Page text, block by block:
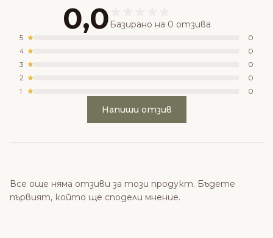
0,0 Базирано на 0 отзива
5
0
4
0
3
0
2
0
1
0
Напиши отзив
Все още няма отзиви за този продукт. Бъдете
първият, който ще сподели мнение.